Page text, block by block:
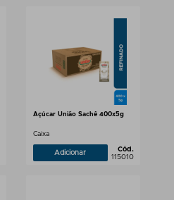
Açúcar União Sachê 400x5g
Caixa
Adicionar
Cód.
115010